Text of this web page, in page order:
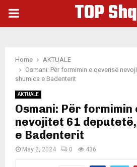
PRIMARY
TOP
Home
AKTUALE
Osmani: Për formimin e qeverisë
shumica e Badenterit
AKTUALE
Osmani: Për formimin
nevojitet 61
e Badenterit
May 2, 2024 0 436